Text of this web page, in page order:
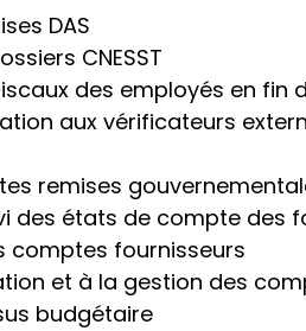
DAS
CNESST
des employés en fin
aux vérificateurs
remises
des états de compte des
comptes fournisseurs
et à la gestion des
budgétaire